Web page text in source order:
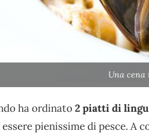
Una
ha ordinato2 piatti di
pienissime di pesce. A